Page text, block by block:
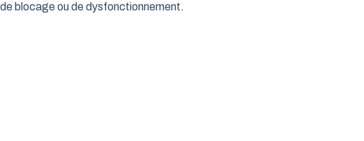
blocage ou de dysfonctionnement.